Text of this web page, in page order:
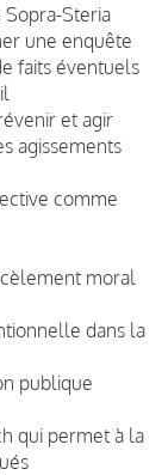
Steria
une enquête
faits éventuels
et agir
agissements
comme
moral
dans la
publique
qui permet à la